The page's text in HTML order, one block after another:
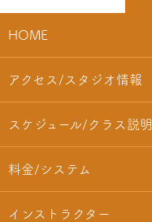
HOME
アクセス/スタジオ情報
スケジュール/クラス説明
料金/システム
インストラクター